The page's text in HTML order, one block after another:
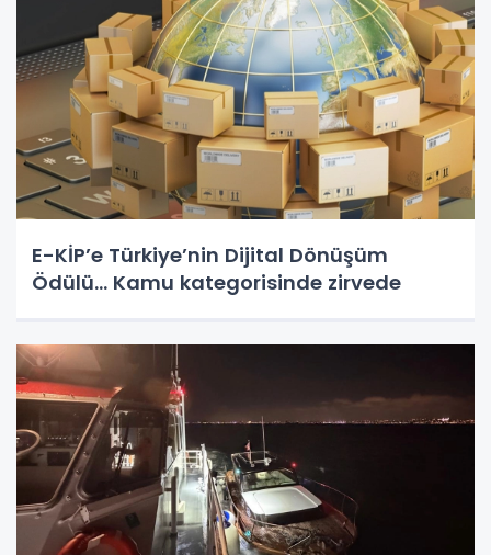
E-KİP’e Türkiye’nin Dijital Dönüşüm
Ödülü... Kamu kategorisinde zirvede